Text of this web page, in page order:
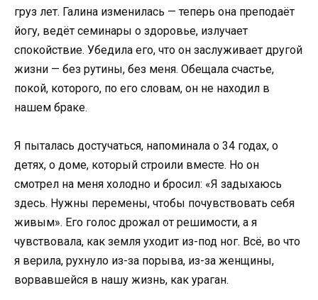
груз лет. Галина изменилась — теперь она преподаёт
йогу, ведёт семинары о здоровье, излучает
спокойствие. Убедила его, что он заслуживает другой
жизни — без рутины, без меня. Обещала счастье,
покой, которого, по его словам, он не находил в
нашем браке.
Я пыталась достучаться, напоминала о 34 годах, о
детях, о доме, который строили вместе. Но он
смотрел на меня холодно и бросил: «Я задыхаюсь
здесь. Нужны перемены, чтобы почувствовать себя
живым». Его голос дрожал от решимости, а я
чувствовала, как земля уходит из-под ног. Всё, во что
я верила, рухнуло из-за порыва, из-за женщины,
ворвавшейся в нашу жизнь, как ураган.